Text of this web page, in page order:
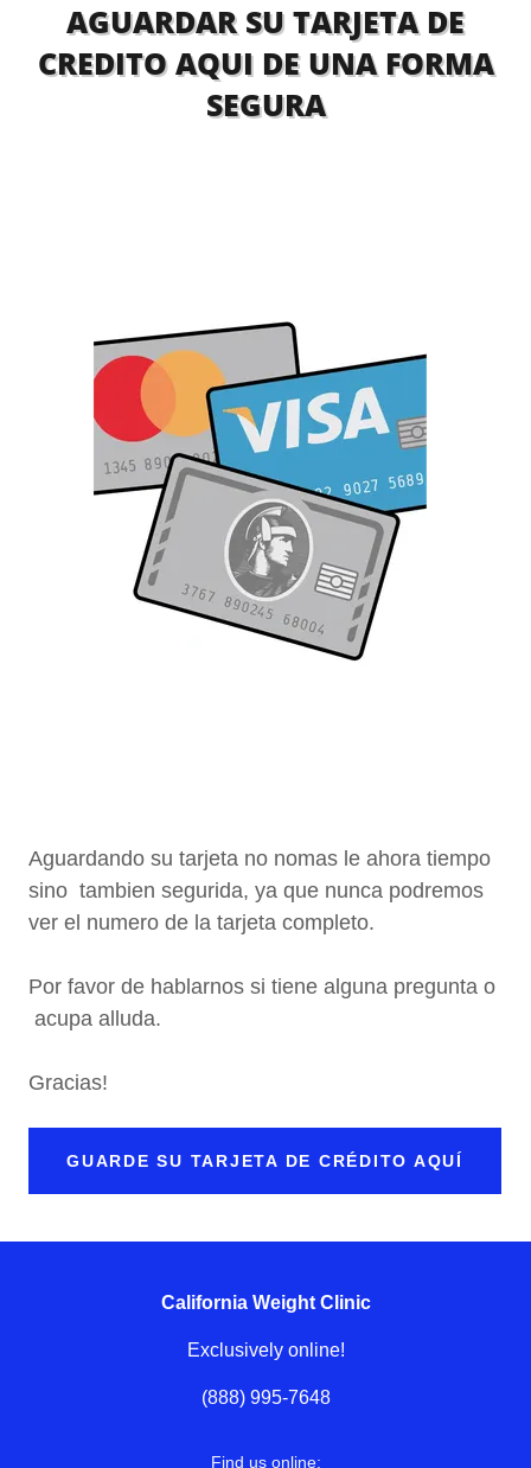
AGUARDAR SU TARJETA DE
CREDITO AQUI DE UNA FORMA
SEGURA
Aguardando su tarjeta no nomas le ahora tiempo
sino tambien segurida, ya que nunca podremos
ver el numero de la tarjeta completo.
Por favor de hablarnos si tiene alguna pregunta o
acupa alluda.
Gracias!
GUARDE SU TARJETA DE CRÉDITO AQUÍ
California Weight Clinic
Exclusively online!
(888) 995-7648
Find us online: